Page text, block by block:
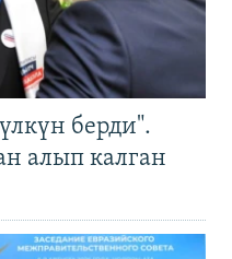
берди".
алып калган